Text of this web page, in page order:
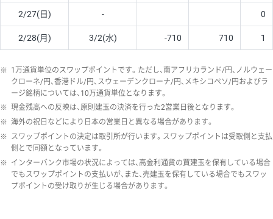
2/27(日) - 0
2/28(月) 3/2(水) -710 710 1
※ 1万通貨単位のスワップポイントです。ただし、南アフリカランド/円、ノルウェー
クローネ/円、香港ドル/円、スウェーデンクローナ/円、メキシコペソ/円およびラ
ージ銘柄については、10万通貨単位となります。
※ 現金残高への反映は、原則建玉の決済を行った2営業日後となります。
※ 海外の祝日などにより日本の営業日と異なる場合があります。
※ スワップポイントの決定は取引所が行います。スワップポイントは受取側と支払
側とで同額となっています。
※ インターバンク市場の状況によっては、高金利通貨の買建玉を保有している場合
でもスワップポイントの支払いが、また、売建玉を保有している場合でもスワッ
プポイントの受け取りが生じる場合があります。